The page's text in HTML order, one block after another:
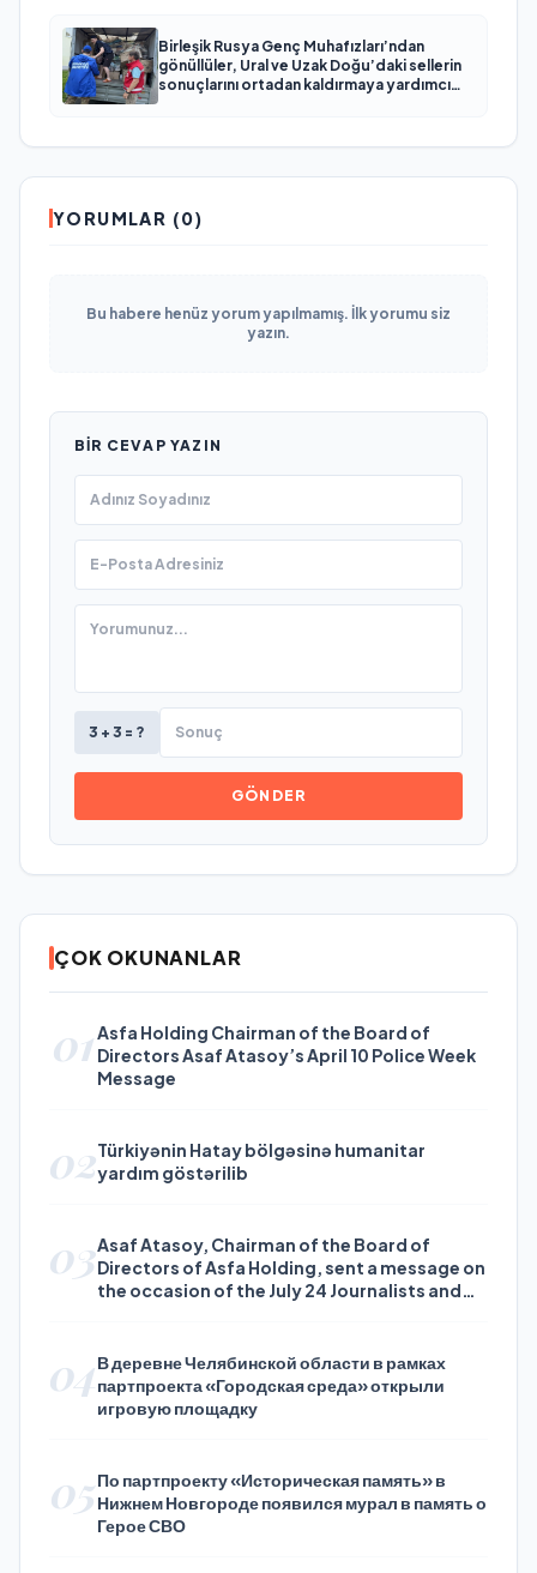
Birleşik Rusya Genç Muhafızları’ndan
gönüllüler, Ural ve Uzak Doğu’daki sellerin
sonuçlarını ortadan kaldırmaya yardımcı
YORUMLAR (0)
Bu habere henüz yorum yapılmamış. İlk yorumu siz
yazın.
BIR CEVAP YAZIN
3 + 3 = ?
GÖNDER
ÇOK OKUNANLAR
01Asfa Holding Chairman of the Board of
Directors Asaf Atasoy’s April 10 Police Week
Message
02Türkiyənin Hatay bölgəsinə humanitar
yardım göstərilib
03Asaf Atasoy, Chairman of the Board of
Directors of Asfa Holding, sent a message on
the occasion of the July 24 Journalists and
04В деревне Челябинской области в рамках
партпроекта «Городская среда» открыли
игровую площадку
05По партпроекту «Историческая память» в
Нижнем Новгороде появился мурал в память о
Герое СВО